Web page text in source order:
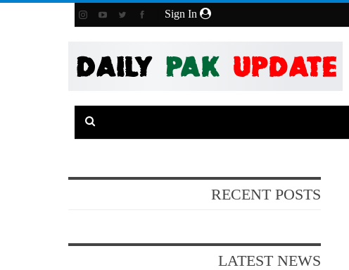
RECENT POSTS
LATEST NEWS